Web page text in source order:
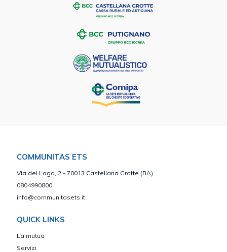
COMMUNITAS ETS
Via del Lago, 2 - 70013 Castellana Grotte (BA)
0804990800
info@communitasets.it
QUICK LINKS
La mutua
Servizi